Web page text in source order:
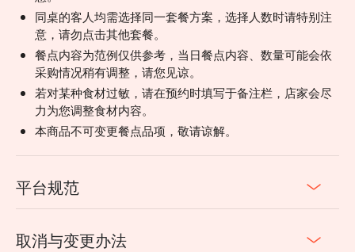
同桌的客人均需选择同一套餐方案，选择人数时请特别注
意，请勿点击其他套餐。
餐点内容为范例仅供参考，当日餐点内容、数量可能会依
采购情况稍有调整，请您见谅。
若对某种食材过敏，请在预约时填写于备注栏，店家会尽
力为您调整食材内容。
本商品不可变更餐点品项，敬请谅解。
平台规范
取消与变更办法